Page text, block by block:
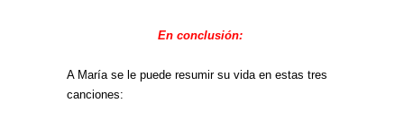
En conclusión:
A María se le puede resumir su vida en estas tres
canciones: